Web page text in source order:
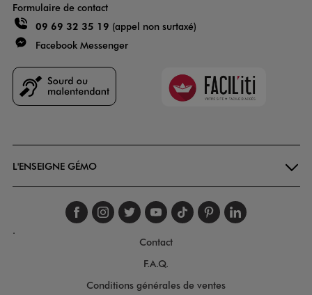
Formulaire de contact
09 69 32 35 19 (appel non surtaxé)
Facebook Messenger
Faciliti
L'ENSEIGNE GÉMO
Suivez-nous sur
Suivez-nous sur
Suivez-nous sur
Suivez-nous
Suivez-nous
Suivez-
.
Contact
F.A.Q.
Conditions générales de ventes